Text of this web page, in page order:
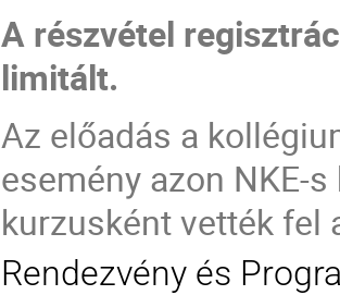
A részvétel
limitált.
Az előadás a
esemény azon NKE-
kurzusként vették fel
Rendezvény és